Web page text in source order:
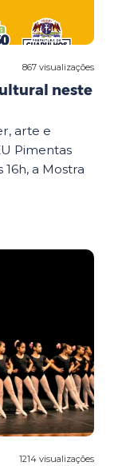
867 visualizações
neste
arte e
Pimentas
16h, a Mostra
1214 visualizações